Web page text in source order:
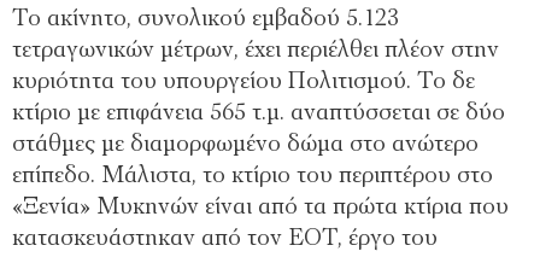
Το ακίνητο, συνολικού εμβαδού 5.123
τετραγωνικών μέτρων, έχει περιέλθει πλέον στην
κυριότητα του υπουργείου Πολιτισμού. Το δε
κτίριο με επιφάνεια 565 τ.μ. αναπτύσσεται σε δύο
στάθμες με διαμορφωμένο δώμα στο ανώτερο
επίπεδο. Μάλιστα, το κτίριο του περιπτέρου στο
«Ξενία» Μυκηνών είναι από τα πρώτα κτίρια που
κατασκευάστηκαν από τον ΕΟΤ, έργο του